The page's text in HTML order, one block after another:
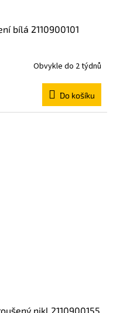
bílá 2110900101
Obvykle do 2 týdnů
Do košíku
nikl 2110900155